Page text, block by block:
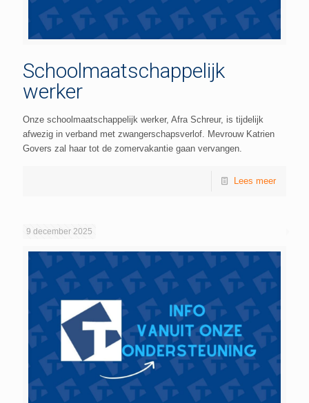
Schoolmaatschappelijk
werker
Onze schoolmaatschappelijk werker, Afra Schreur, is tijdelijk
afwezig in verband met zwangerschapsverlof. Mevrouw Katrien
Govers zal haar tot de zomervakantie gaan vervangen.
Lees meer
9 december 2025